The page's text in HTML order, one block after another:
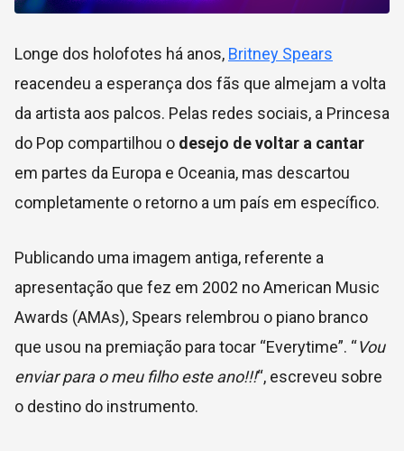
Longe dos holofotes há anos, Britney Spears
reacendeu a esperança dos fãs que almejam a volta
da artista aos palcos. Pelas redes sociais, a Princesa
do Pop compartilhou o desejo de voltar a cantar
em partes da Europa e Oceania, mas descartou
completamente o retorno a um país em específico.
Publicando uma imagem antiga, referente a
apresentação que fez em 2002 no American Music
Awards (AMAs), Spears relembrou o piano branco
que usou na premiação para tocar “Everytime”. “Vou
enviar para o meu filho este ano!!!“, escreveu sobre
o destino do instrumento.